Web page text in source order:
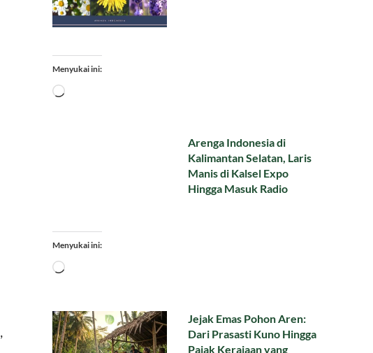
Menyukai ini:
Memuat...
Arenga Indonesia di
Kalimantan Selatan, Laris
Manis di Kalsel Expo
Hingga Masuk Radio
Menyukai ini:
Memuat...
Jejak Emas Pohon Aren:
Dari Prasasti Kuno Hingga
Pajak Kerajaan yang